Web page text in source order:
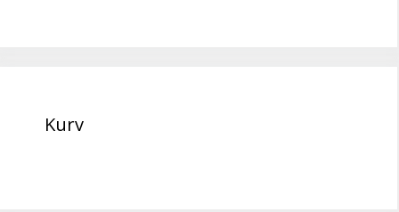
Kurv